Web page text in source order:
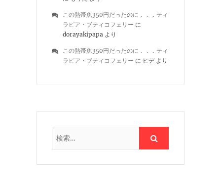
この熱帯魚350円だったのに．．．ティ
ラピア・ブティコフェリー に
dorayakipapa より
この熱帯魚350円だったのに．．．ティ
ラピア・ブティコフェリー に ヒデより